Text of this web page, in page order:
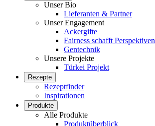
Unser Bio
Lieferanten & Partner
Unser Engagement
Ackergifte
Fairness schafft Perspektiven
Gentechnik
Unsere Projekte
Türkei Projekt
Rezepte
Rezeptfinder
Inspirationen
Produkte
Alle Produkte
Produktüberblick